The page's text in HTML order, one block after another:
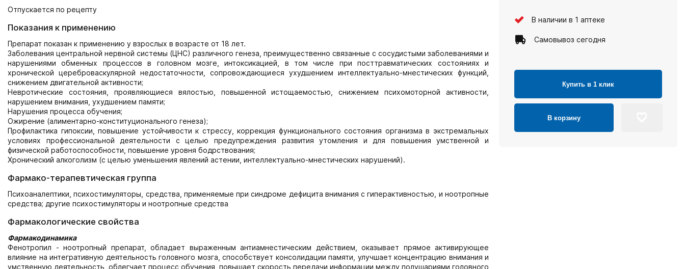
Отпускается по рецепту
Показания к применению
Препарат показан к применению у взрослых в возрасте от 18 лет.
Заболевания центральной нервной системы (ЦНС) различного генеза, преимущественно связанные с сосудистыми заболеваниями и
нарушениями обменных процессов в головном мозге, интоксикацией, в том числе при посттравматических состояниях и
хронической цереброваскулярной недостаточности, сопровождающиеся ухудшением интеллектуально-мнестических функций,
снижением двигательной активности;
Невротические состояния, проявляющиеся вялостью, повышенной истощаемостью, снижением психомоторной активности,
нарушением внимания, ухудшением памяти;
Нарушения процесса обучения;
Ожирение (алиментарно-конституционального генеза);
Профилактика гипоксии, повышение устойчивости к стрессу, коррекция функционального состояния организма в экстремальных
условиях профессиональной деятельности с целью предупреждения развития утомления и для повышения умственной и
физической работоспособности, повышение уровня бодрствования;
Хронический алкоголизм (с целью уменьшения явлений астении, интеллектуально-мнестических нарушений).
Фармако-терапевтическая группа
Психоаналептики, психостимуляторы, средства, применяемые при синдроме дефицита внимания с гиперактивностью, и ноотропные
средства; другие психостимуляторы и ноотропные средства
Фармакологические свойства
Фармакодинамика
Фенотропил - ноотропный препарат, обладает выраженным антиамнестическим действием, оказывает прямое активирующее
влияние на интегративную деятельность головного мозга, способствует консолидации памяти, улучшает концентрацию внимания и
умственную деятельность, облегчает процесс обучения, повышает скорость передачи информации между полушариями головного
В наличии в 1 аптеке
Самовывоз сегодня
Купить в 1 клик
В корзину